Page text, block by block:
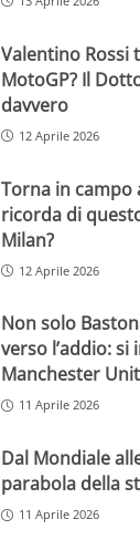
Valentino Rossi
MotoGP? Il
davvero
12 Aprile 2026
Torna in campo
ricorda di
Milan?
12 Aprile 2026
Non solo
verso l’addio: si
Manchester
11 Aprile 2026
Dal Mondiale
parabola della
11 Aprile 2026